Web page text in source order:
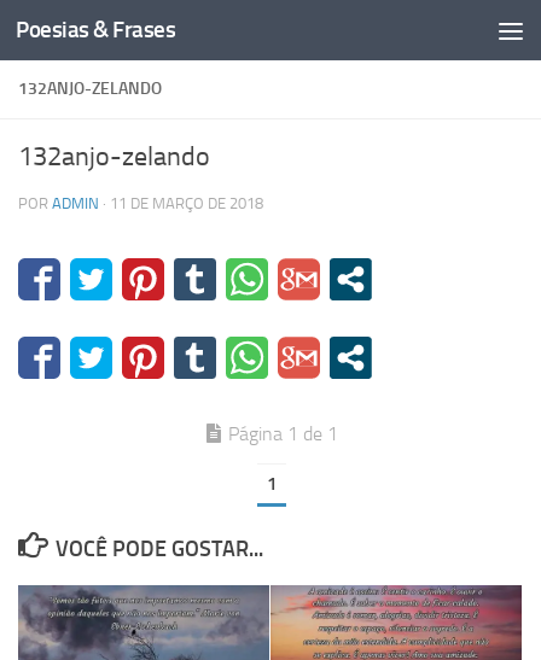
Skip to content
Poesias & Frases
132ANJO-ZELANDO
132anjo-zelando
POR ADMIN · 11 DE MARÇO DE 2018
Página 1 de 1
1
VOCÊ PODE GOSTAR...